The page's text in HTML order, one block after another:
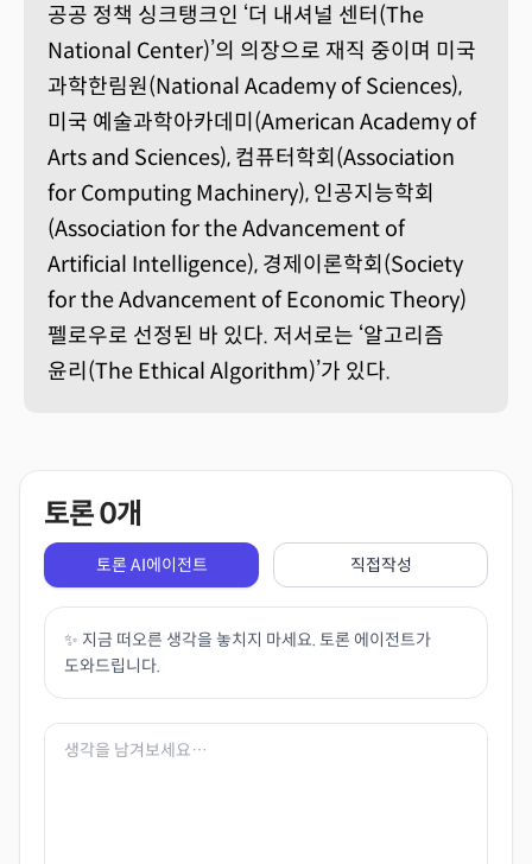
공공 정책 싱크탱크인 ‘더 내셔널 센터(The
National Center)’의 의장으로 재직 중이며 미국
과학한림원(National Academy of Sciences),
미국 예술과학아카데미(American Academy of
Arts and Sciences), 컴퓨터학회(Association
for Computing Machinery), 인공지능학회
(Association for the Advancement of
Artificial Intelligence), 경제이론학회(Society
for the Advancement of Economic Theory)
펠로우로 선정된 바 있다. 저서로는 ‘알고리즘
윤리(The Ethical Algorithm)’가 있다.
토론0개
토론 AI에이전트 직접작성
✨ 지금 떠오른 생각을 놓치지 마세요. 토론 에이전트가
도와드립니다.